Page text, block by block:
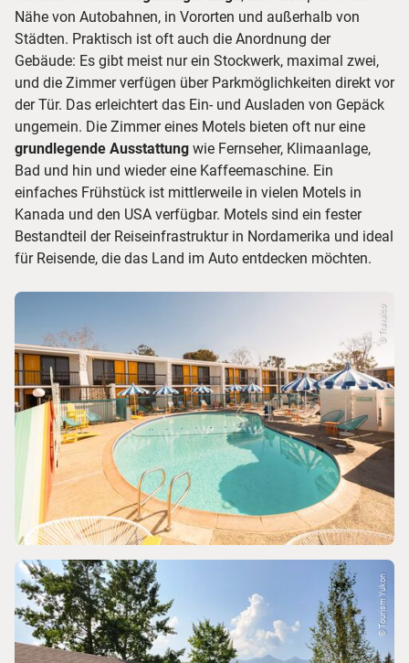
Nähe von Autobahnen, in Vororten und außerhalb von
Städten. Praktisch ist oft auch die Anordnung der
Gebäude: Es gibt meist nur ein Stockwerk, maximal zwei,
und die Zimmer verfügen über Parkmöglichkeiten direkt vor
der Tür. Das erleichtert das Ein- und Ausladen von Gepäck
ungemein. Die Zimmer eines Motels bieten oft nur eine
grundlegende Ausstattung wie Fernseher, Klimaanlage,
Bad und hin und wieder eine Kaffeemaschine. Ein
einfaches Frühstück ist mittlerweile in vielen Motels in
Kanada und den USA verfügbar. Motels sind ein fester
Bestandteil der Reiseinfrastruktur in Nordamerika und ideal
für Reisende, die das Land im Auto entdecken möchten.
© Travalco
© Tourism Yukon